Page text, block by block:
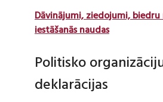
Dāvinājumi, ziedojumi, biedru
iestāšanās naudas
Politisko
deklarācijas